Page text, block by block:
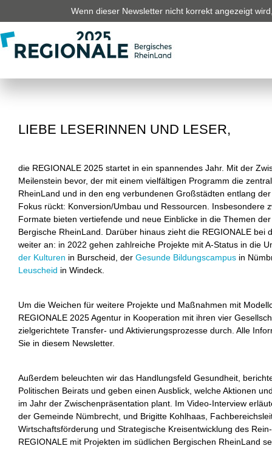
Wenn dieser Newsletter nicht korrekt angezeigt
LIEBE LESERINNEN UND LESER,
die REGIONALE 2025 startet in ein spannendes Jahr. Mit der
Meilenstein bevor, der mit einem vielfältigen Programm die
RheinLand und in den eng verbundenen Großstädten entlang
Fokus rückt: Konversion/Umbau und Ressourcen. Insbesondere
Formate bieten vertiefende und neue Einblicke in die Themen
Bergische RheinLand. Darüber hinaus zieht die REGIONALE bei
weiter an: in 2022 gehen zahlreiche Projekte mit A-Status in die
der Kulturen in Burscheid, der Gesunde Bildungscampus in
Leuscheid in Windeck.
Um die Weichen für weitere Projekte und Maßnahmen mit
REGIONALE 2025 Agentur in Kooperation mit ihren vier
zielgerichtete Transfer- und Aktivierungsprozesse durch. Alle
Sie in diesem Newsletter.
Außerdem beleuchten wir das Handlungsfeld Gesundheit,
Politischen Beirats und geben einen Ausblick, welche Aktionen
im Jahr der Zwischenpräsentation plant. Im Video-Interview
der Gemeinde Nümbrecht, und Brigitte Kohlhaas,
Wirtschaftsförderung und Strategische Kreisentwicklung des
REGIONALE mit Projekten im südlichen Bergischen RheinLand